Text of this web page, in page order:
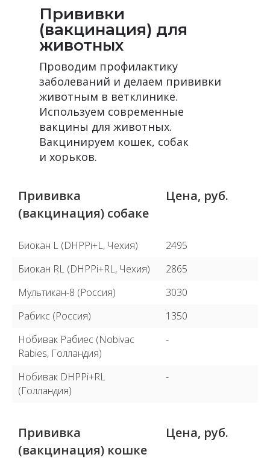
Прививки
(вакцинация) для
животных
Проводим профилактику
заболеваний и делаем прививки
животным в ветклинике.
Используем современные
вакцины для животных.
Вакцинируем кошек, собак
и хорьков.
Прививка
(вакцинация) собаке
Цена, руб.
Биокан L (DHPPi+L, Чехия)
2495
Биокан RL (DHPPi+RL, Чехия)
2865
Мультикан-8 (Россия)
3030
Рабикс (Россия)
1350
Нобивак Рабиес (Nobivac
Rabies, Голландия)
-
Нобивак DHPPi+RL
(Голландия)
-
Прививка
(вакцинация) кошке
Цена, руб.